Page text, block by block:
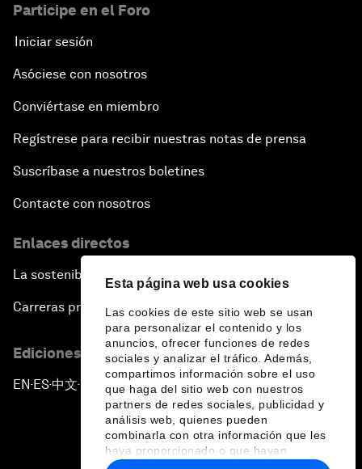
Esta página web usa cookies
Las cookies de este sitio web se usan
para personalizar el contenido y los
anuncios, ofrecer funciones de redes
sociales y analizar el tráfico. Además,
compartimos información sobre el uso
que haga del sitio web con nuestros
partners de redes sociales, publicidad y
análisis web, quienes pueden
combinarla con otra información que les
haya proporcionado o que hayan
recopilado a partir del uso que haya
Participe en el Foro
Iniciar sesión
Asóciese con nosotros
Conviértase en miembro
Regístrese para recibir nuestras notas de prensa
Suscríbase a nuestros boletines
Contacte con nosotros
Enlaces directos
La sostenibilidad en el Foro
Carreras profesionales
Ediciones en otros idiomas
EN ▪ ES▪中文▪ 日本語